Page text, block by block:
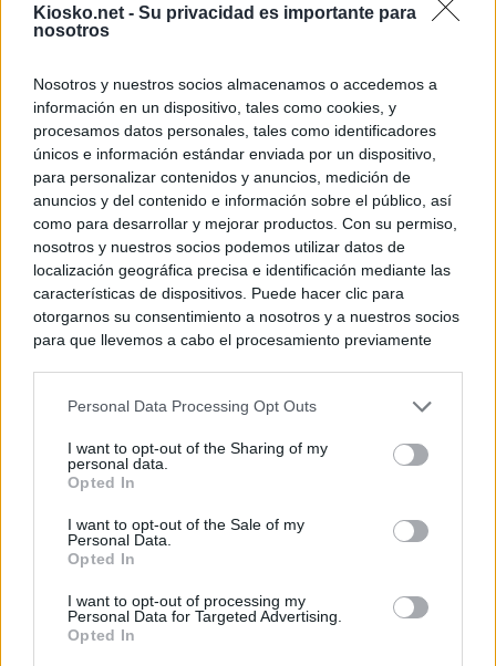
Kiosko.net - Su privacidad es importante para
nosotros
Nosotros y nuestros socios almacenamos o accedemos a
información en un dispositivo, tales como cookies, y
procesamos datos personales, tales como identificadores
únicos e información estándar enviada por un dispositivo,
para personalizar contenidos y anuncios, medición de
anuncios y del contenido e información sobre el público, así
como para desarrollar y mejorar productos. Con su permiso,
nosotros y nuestros socios podemos utilizar datos de
localización geográfica precisa e identificación mediante las
características de dispositivos. Puede hacer clic para
otorgarnos su consentimiento a nosotros y a nuestros socios
para que llevemos a cabo el procesamiento previamente
negar su consentimiento. Tenga en cuenta que algún
de su consentimiento, pero usted tiene el derecho de
rechazar tal procesamiento. Sus preferencias se aplicarán
cualquier momento entrando de nuevo en este sitio web o
visitando nuestra política de privacidad.
Personal Data Processing Opt Outs
I want to opt-out of the Sharing of my
personal data.
Opted In
I want to opt-out of the Sale of my
Personal Data.
Opted In
I want to opt-out of processing my
Personal Data for Targeted Advertising.
Opted In